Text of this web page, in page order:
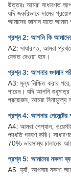
উত্তরঃ আমরা সাধারণত
যদি জরুরিভাবে দামের
আমাদের জানান যাতে
প্রশ্ন 2: আপনি কি আমাদের
A2: সাধারণত, আমরা
ফেরত দেওয়া হবে।
প্রশ্ন 3: আপনার গুণমান
A3: মূল্য নিশ্চিত করার
পারেন। যদি আপনি শুধুমাত্র
প্রয়োজন, আমরা বিনামূল্যে
প্রশ্ন 4: আপনার পেমেন্টের
A4: আমরা পেপ্যাল,
পদ্ধতি গ্রহণ করি।
70% ভারসাম্য চালানের
প্রশ্ন 5: আমাদের নকশা
A5: হ্যাঁ, আপনার নকশা